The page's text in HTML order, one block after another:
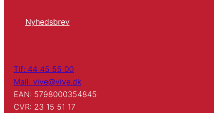
Nyhedsbrev
Tlf: 44 45 55 00
Mail: vive@vive.dk
EAN: 5798000354845
CVR: 23 15 51 17